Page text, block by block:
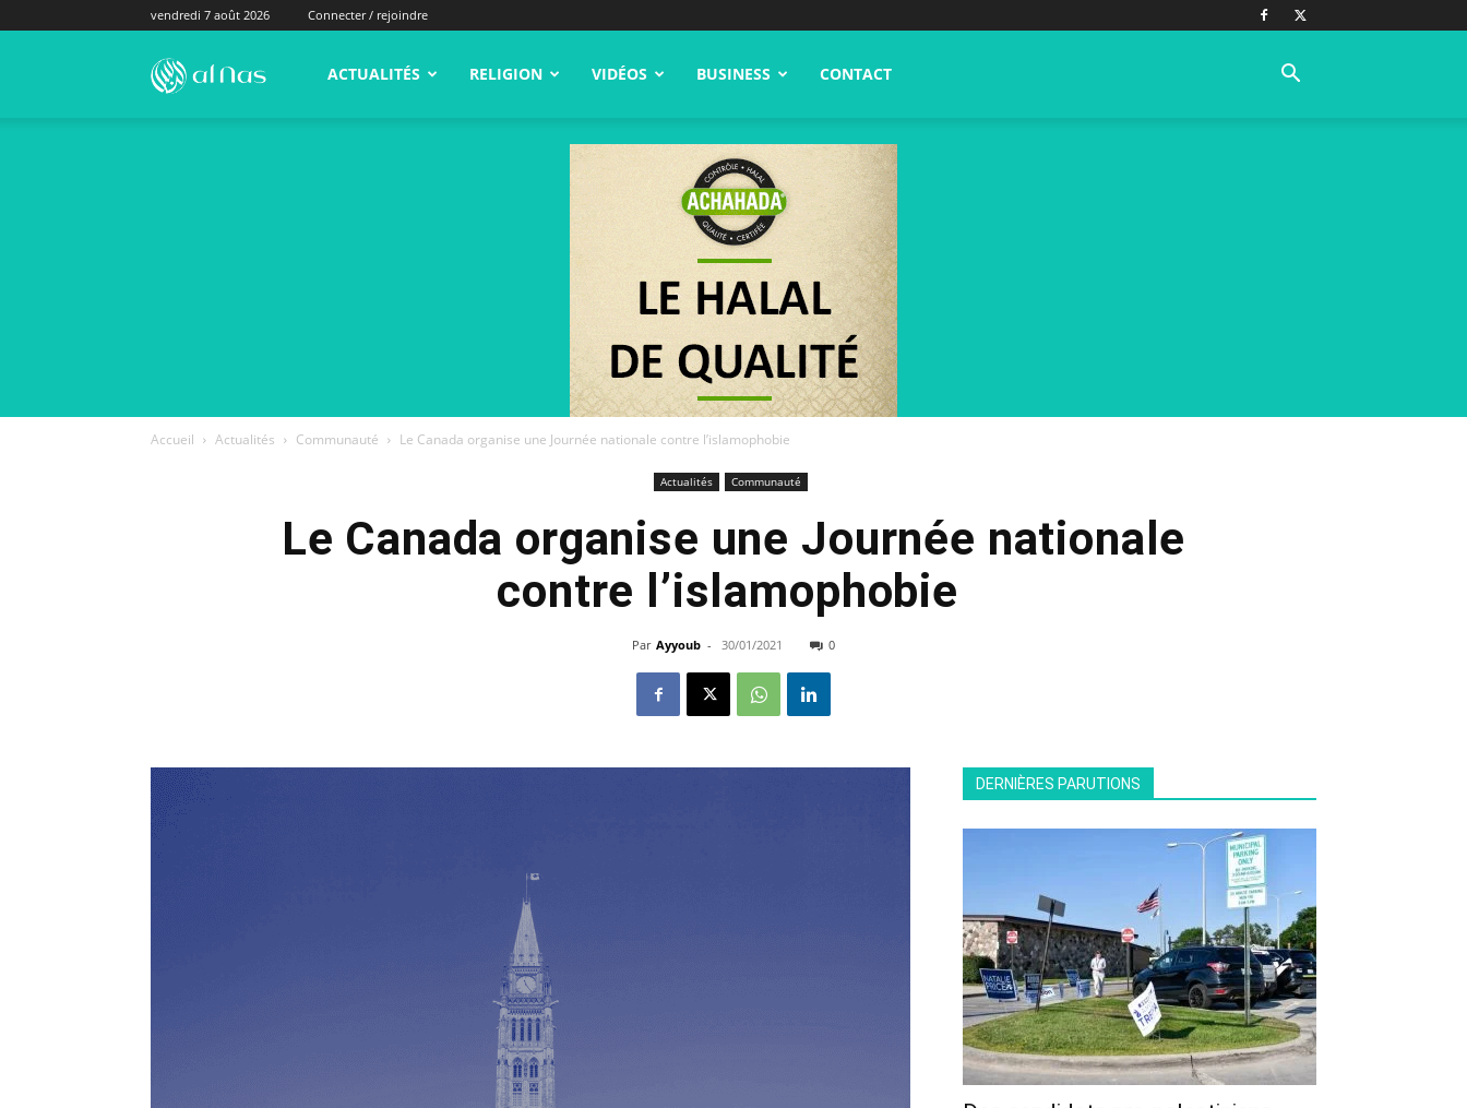
vendredi 7 août 2026 Connecter / rejoindre
alNas.fr ACTUALITÉS RELIGION VIDÉOS BUSINESS CONTACT
Accueil Actualités Communauté Le Canada organise une Journée nationale contre l’islamophobie
Actualités Communauté
Le Canada organise une Journée nationale
contre l’islamophobie
Par Ayyoub - 30/01/2021 0
DERNIÈRES PARUTIONS